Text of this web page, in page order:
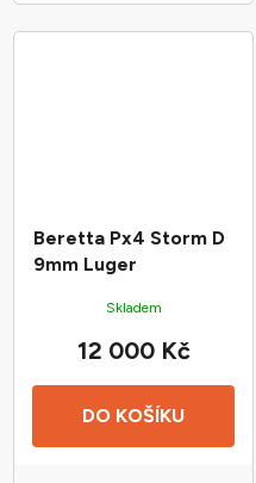
Beretta Px4 Storm D
9mm Luger
Skladem
DO KOŠÍKU
12 000 Kč